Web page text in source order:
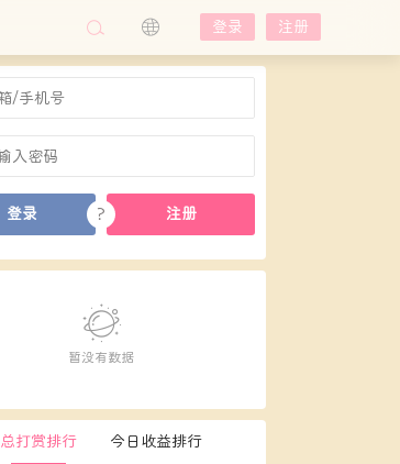
登录 注册
登录 ? 注册
暂没有数据
总打赏排行 今日收益排行